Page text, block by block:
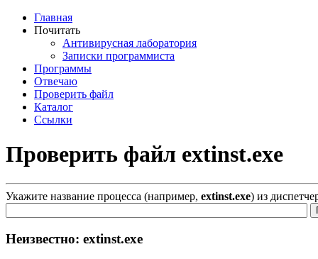
Главная
Почитать
Антивирусная лаборатория
Записки программиста
Программы
Отвечаю
Проверить файл
Каталог
Ссылки
Проверить файл extinst.exe
Укажите название процесса (например, extinst.exe) из
Неизвестно: extinst.exe